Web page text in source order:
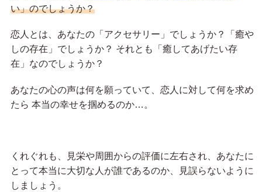
い」のでしょうか？
恋人とは、あなたの「アクセサリー」でしょうか？「癒や
しの存在」でしょうか？ それとも「癒してあげたい存
在」なのでしょうか？
あなたの心の声は何を願っていて、恋人に対して何を求め
たら 本当の幸せを掴めるのか…。
くれぐれも、見栄や周囲からの評価に左右され、あなたに
とって本当に大切な人が誰であるのか、見誤らないように
しましょう。